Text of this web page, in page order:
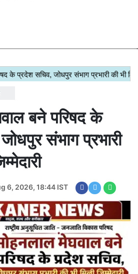
अवार्ड सेरेमनी’ का भव्य आयोजन
प्रहार, करोड़ों की संपत्ति और बैंक खाते सीज